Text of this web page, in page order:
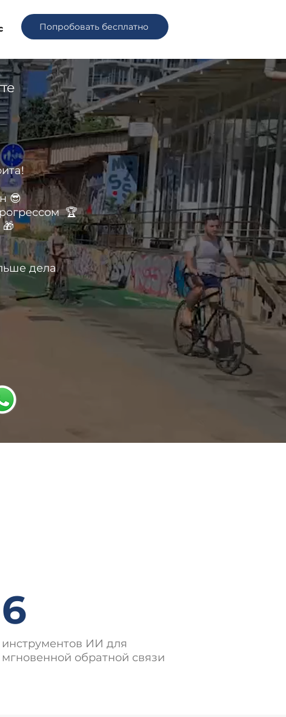
Попробовать бесплатно
😎
🏆
дела
6
инструментов ИИ для
мгновенной обратной связи